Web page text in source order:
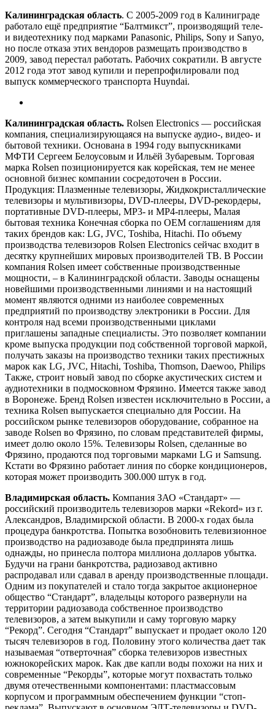
Калининградская область. С 2005-2009 год в Калиниграде
работало ещё предприятие “Балтмикст”, производящий теле-
и видеотехнику под марками Panasonic, Philips, Sony и Sanyo,
но после отказа этих вендоров размещать производство в
2009, завод перестал работать. Рабочих сократили. В августе
2012 года этот завод купили и перепрофилировали под
выпуск коммерческого транспорта Huyndai.
Калининградская область. Rolsen Electronics — российская
компания, специализирующаяся на выпуске аудио-, видео- и
бытовой техники. Основана в 1994 году выпускниками
МФТИ Сергеем Белоусовым и Ильёй Зубаревым. Торговая
марка Rolsen позиционируется как корейская, тем не менее
основной бизнес компании сосредоточен в России.
Продукция: Плазменные телевизоры, Жидкокристаллические
телевизоры и мультивизоры, DVD-плееры, DVD-рекордеры,
портативные DVD-плееры, MP3- и MP4-плееры, Малая
бытовая техника Конечная сборка по OEM соглашениям для
таких брендов как: LG, JVC, Toshiba, Hitachi. По объему
производства телевизоров Rolsen Electronics сейчас входит в
десятку крупнейших мировых производителей ТВ. В России
компания Rolsen имеет собственные производственные
мощности, – в Калининградской области. Заводы оснащены
новейшими производственными линиями и на настоящий
момент являются одними из наиболее современных
предприятий по производству электроники в России. Для
контроля над всеми производственными циклами
приглашены западные специалисты. Это позволяет компании
кроме выпуска продукции под собственной торговой маркой,
получать заказы на производство техники таких престижных
марок как LG, JVC, Hitachi, Toshiba, Thomson, Daewoo, Philips
Также, строит новый завод по сборке акустических систем и
аудиотехники в подмосковном Фрязино. Имеется также завод
в Воронеже. Бренд Rolsen известен исключительно в России, а
техника Rolsen выпускается специально для России. На
российском рынке телевизоров оборудование, собранное на
заводе Rolsen во Фрязино, по словам представителей фирмы,
имеет долю около 15%. Телевизоры Rolsen, сделанные во
Фрязино, продаются под торговыми марками LG и Samsung.
Кстати во Фрязино работает линия по сборке кондиционеров,
которая может производить 300.000 штук в год.
Владимирская область. Компания ЗАО «Стандарт» —
российский производитель телевизоров марки «Rekord» из г.
Александров, Владимирской области. В 2000-х годах была
процедура банкротства. Попытка возобновить телевизионное
производство на радиозаводе была предпринята лишь
однажды, но принесла полтора миллиона долларов убытка.
Будучи на грани банкротства, радиозавод активно
распродавал или сдавал в аренду производственные площади.
Одним из покупателей и стало тогда закрытое акционерное
общество “Стандарт”, владельцы которого развернули на
территории радиозавода собственное производство
телевизоров, а затем выкупили и саму торговую марку
“Рекорд”. Сегодня “Стандарт” выпускает и продает около 120
тысяч телевизоров в год. Половину этого количества дает так
называемая “отверточная” сборка телевизоров известных
южнокорейских марок. Как две капли воды похожи на них и
современные “Рекорды”, которые могут похвастать только
двумя отечественными компонентами: пластмассовым
корпусом и программным обеспечением функции “стоп-